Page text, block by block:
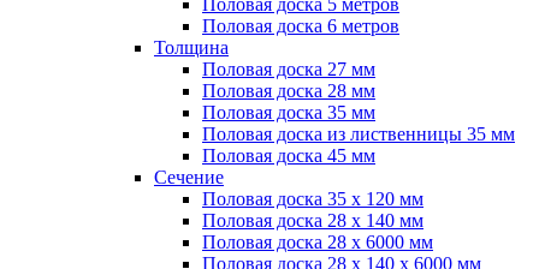
Половая доска 5 метров
Половая доска 6 метров
Толщина
Половая доска 27 мм
Половая доска 28 мм
Половая доска 35 мм
Половая доска из лиственницы 35 мм
Половая доска 45 мм
Сечение
Половая доска 35 х 120 мм
Половая доска 28 х 140 мм
Половая доска 28 х 6000 мм
Половая доска 28 х 140 х 6000 мм